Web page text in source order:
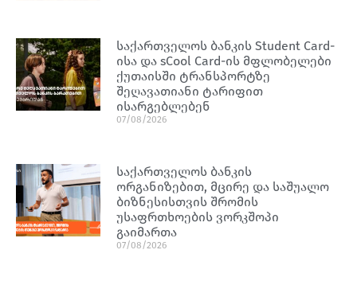
საქართველოს ბანკის Student Card-
ისა და sCool Card-ის მფლობელები
ქუთაისში ტრანსპორტზე
შეღავათიანი ტარიფით
ისარგებლებენ
07/08/2026
საქართველოს ბანკის
ორგანიზებით, მცირე და საშუალო
ბიზნესისთვის შრომის
უსაფრთხოების ვორკშოპი
გაიმართა
07/08/2026